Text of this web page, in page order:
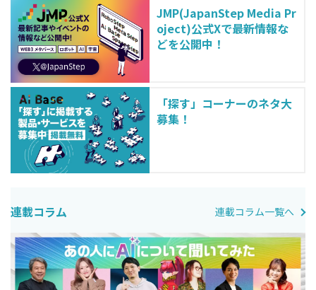
JMP(JapanStep Media Pr
oject)公式Xで最新情報な
どを公開中！
「探す」コーナーのネタ大
募集！
連載コラム 連載コラム一覧へ